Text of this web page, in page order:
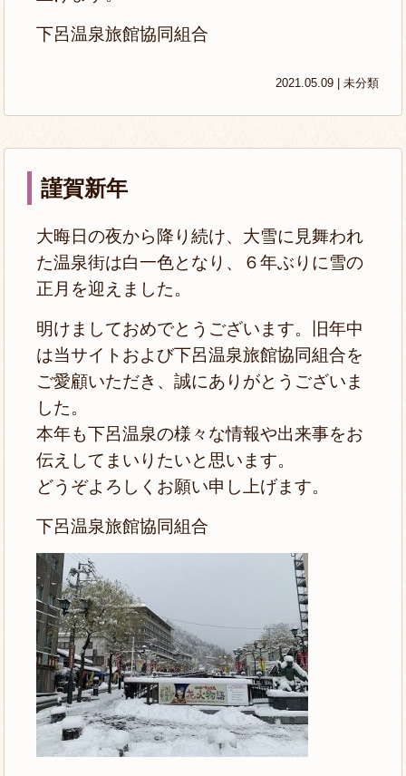
下呂温泉旅館協同組合
2021.05.09 | 未分類
謹賀新年
大晦日の夜から降り続け、大雪に見舞われ
た温泉街は白一色となり、６年ぶりに雪の
正月を迎えました。
明けましておめでとうございます。旧年中
は当サイトおよび下呂温泉旅館協同組合を
ご愛顧いただき、誠にありがとうございま
した。
本年も下呂温泉の様々な情報や出来事をお
伝えしてまいりたいと思います。
どうぞよろしくお願い申し上げます。
下呂温泉旅館協同組合